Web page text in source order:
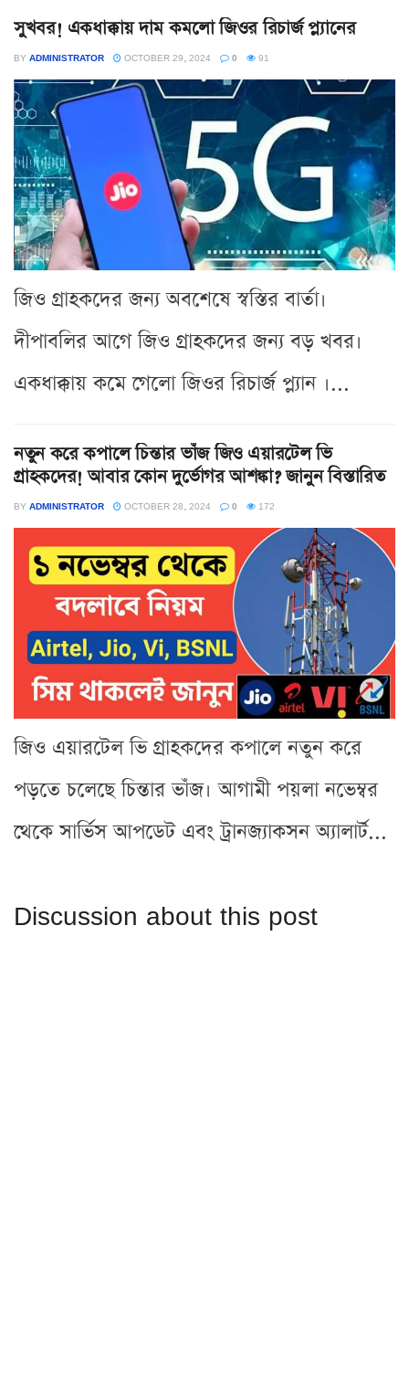
সুখবর! একধাক্কায় দাম কমলো জিওর রিচার্জ প্ল্যানের
BY ADMINISTRATOR OCTOBER 29, 2024 0 91
জিও গ্রাহকদের জন্য অবশেষে স্বস্তির বার্তা।
দীপাবলির আগে জিও গ্রাহকদের জন্য বড় খবর।
একধাক্কায় কমে গেলো জিওর রিচার্জ প্ল্যান ।...
নতুন করে কপালে চিন্তার ভাঁজ জিও এয়ারটেল ভি
গ্রাহকদের! আবার কোন দুর্ভোগর আশঙ্কা? জানুন বিস্তারিত
BY ADMINISTRATOR OCTOBER 28, 2024 0 172
জিও এয়ারটেল ভি গ্রাহকদের কপালে নতুন করে
পড়তে চলেছে চিন্তার ভাঁজ। আগামী পয়লা নভেম্বর
থেকে সার্ভিস আপডেট এবং ট্রানজ্যাকসন অ্যালার্ট...
Discussion about this post